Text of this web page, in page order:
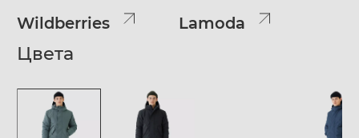
Wildberries Lamoda
Цвета